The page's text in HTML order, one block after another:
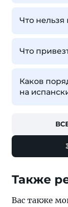
Что нельзя
Что
Каков
на
Также
Вас также